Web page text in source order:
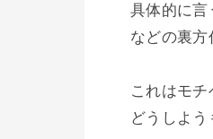
具体的に言
などの裏方
これはモ
どうしよ